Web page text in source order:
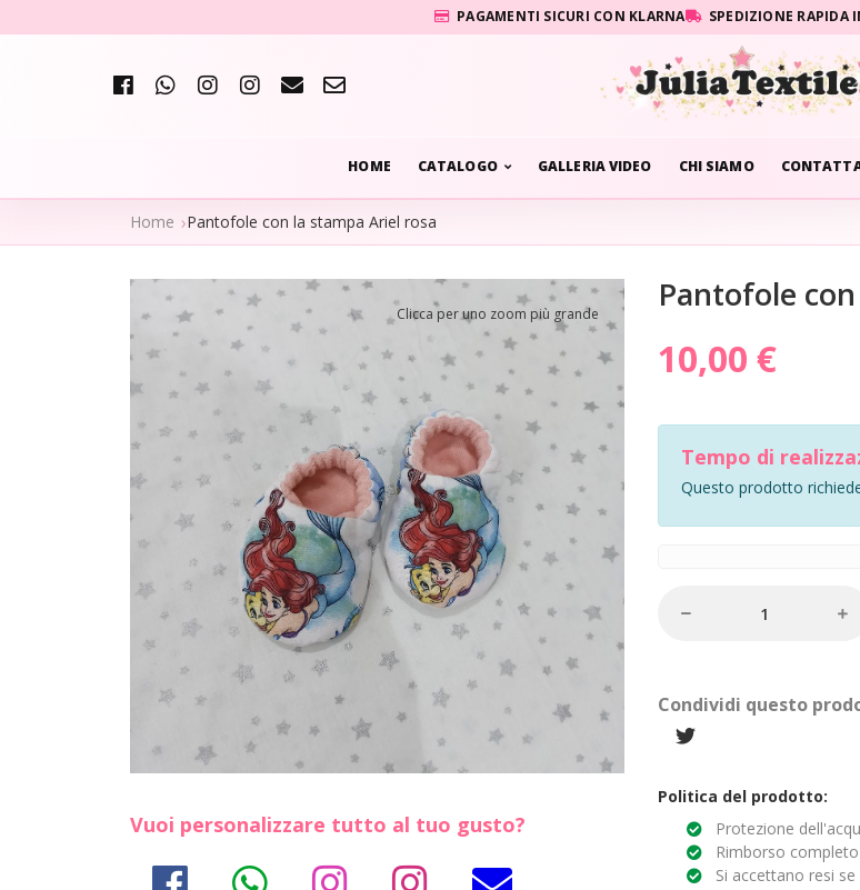
PAGAMENTI SICURI CON KLARNA SPEDIZIONE RAPIDA
HOME CATALOGO GALLERIA VIDEO CHI SIAMO
Home Pantofole con la stampa Ariel rosa
Clicca per uno zoom più grande
Vuoi personalizzare tutto al tuo gusto?
Pantofole
10,00 €
Tempo di
Questo prodotto
Condividi questo
Politica del prodotto:
Protezione
Rimborso
Si accettano resi